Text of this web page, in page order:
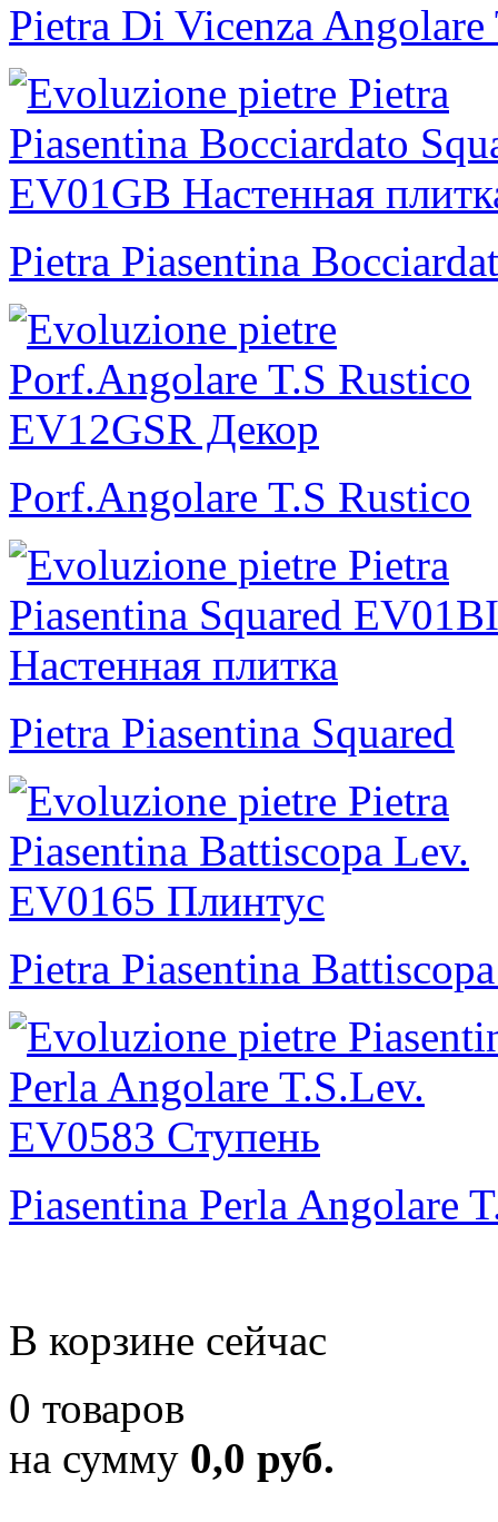
Pietra Di Vicenza Angolare
Pietra Piasentina
Porf.Angolare T.S Rustico
Pietra Piasentina Squared
Pietra Piasentina
Piasentina Perla Angolare
В корзине сейчас
0 товаров
на сумму 0,0 руб.